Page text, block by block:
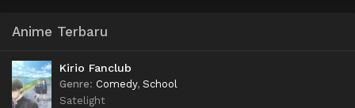
Anime Terbaru
Kirio Fanclub
Genre: Comedy, School
Satelight